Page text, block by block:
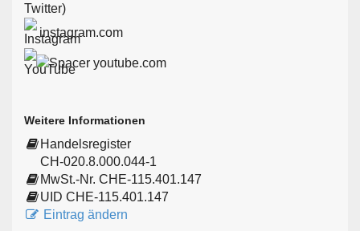
instagram.com
youtube.com
Weitere Informationen
Handelsregister
CH-020.8.000.044-1
MwSt.-Nr. CHE-115.401.147
UID CHE-115.401.147
Eintrag ändern